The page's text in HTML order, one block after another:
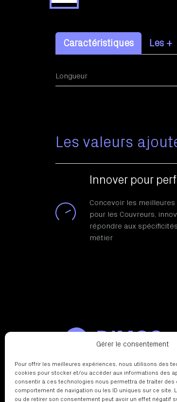
Gérer le consentement
Pour offrir les meilleures expériences, nous utilisons des
cookies pour stocker et/ou accéder aux informations des
consentir à ces technologies nous permettra de traiter des
comportement de navigation ou les ID uniques sur ce site.
ou de retirer son consentement peut avoir un effet négatif
Caractéristiques Les +
Longueur
Les valeurs
Innover pour
Concevoir les meilleures
pour les Couvreurs,
répondre aux
métier